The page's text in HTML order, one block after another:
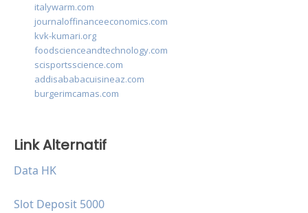
italywarm.com
journaloffinanceeconomics.com
kvk-kumari.org
foodscienceandtechnology.com
scisportsscience.com
addisababacuisineaz.com
burgerimcamas.com
Link Alternatif
Data HK
Slot Deposit 5000